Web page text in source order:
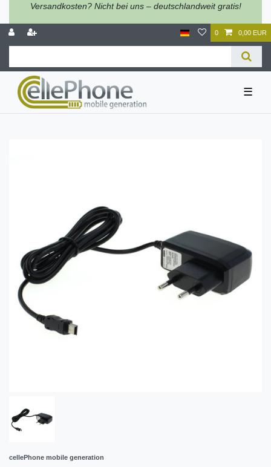
Versandkosten? Nicht bei uns – deutschlandweit gratis!
0 0,00 EUR
☰
cellePhone mobile generation